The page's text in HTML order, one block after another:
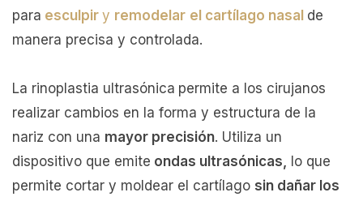
para esculpir y remodelar el cartílago nasal de
manera precisa y controlada.
La rinoplastia ultrasónica permite a los cirujanos
realizar cambios en la forma y estructura de la
nariz con una mayor precisión. Utiliza un
dispositivo que emite ondas ultrasónicas, lo que
permite cortar y moldear el cartílago sin dañar los